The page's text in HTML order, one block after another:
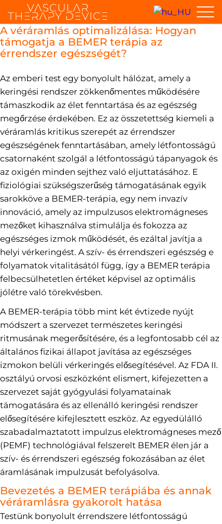
A véráramlás optimalizálása: Hogyan
támogatja a BEMER terápia az
érrendszer egészségét?
Az emberi test egy bonyolult hálózat, amely a
keringési rendszer zökkenőmentes működésére
támaszkodik az élet fenntartása és az egészség
megőrzése érdekében. Ez az összetettség kiemeli a
véráramlás kritikus szerepét az érrendszer
egészségének fenntartásában, amely létfontosságú
csatornaként szolgál a létfontosságú tápanyagok és
az oxigén minden sejthez való eljuttatásához. E
fiziológiai szükségszerűség támogatásának egyik
sarokköve a BEMER-terápia, egy nem invazív
innováció, amely az impulzusos elektromágneses
mezőket kihasználva stimulálja és fokozza az
egészséges izmok működését, és ezáltal javítja a
helyi vérkeringést. A szív- és érrendszeri egészség e
folyamatok vitalitásától függ, így a BEMER terápia
felbecsülhetetlen értéket képvisel az optimális
jólétre való törekvésben.
A BEMER-terápia több mint két évtizede nyújt
módszert a szervezet természetes keringési
ritmusának megerősítésére, és a legfontosabb cél az
általános fizikai állapot javítása az egészséges
izmokon belüli vérkeringés elősegítésével. Az FDA II.
osztályú orvosi eszközként elismert, kifejezetten a
szervezet saját gyógyulási folyamatainak
támogatására és az ellenálló keringési rendszer
elősegítésére kifejlesztett eszköz. Az egyedülálló
szabadalmaztatott impulzus elektromágneses mező
(PEMF) technológiával felszerelt BEMER élen jár a
szív- és érrendszeri egészség fokozásában az élet
áramlásának impulzusát befolyásolva.
Bevezetés a BEMER terápiába és annak
véráramlásra gyakorolt hatása
Testünk bonyolult érrendszere létfontosságú